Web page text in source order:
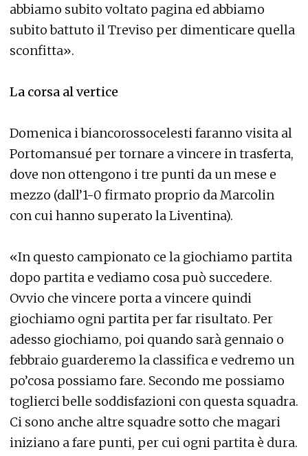
abbiamo subito voltato pagina ed abbiamo
subito battuto il Treviso per dimenticare quella
sconfitta».
La corsa al vertice
Domenica i biancorossocelesti faranno visita al
Portomansué per tornare a vincere in trasferta,
dove non ottengono i tre punti da un mese e
mezzo (dall’1-0 firmato proprio da Marcolin
con cui hanno superato la Liventina).
«In questo campionato ce la giochiamo partita
dopo partita e vediamo cosa può succedere.
Ovvio che vincere porta a vincere quindi
giochiamo ogni partita per far risultato. Per
adesso giochiamo, poi quando sarà gennaio o
febbraio guarderemo la classifica e vedremo un
po’cosa possiamo fare. Secondo me possiamo
toglierci belle soddisfazioni con questa squadra.
Ci sono anche altre squadre sotto che magari
iniziano a fare punti, per cui ogni partita è dura.